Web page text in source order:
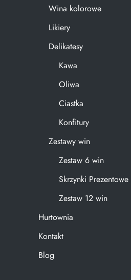
Wina kolorowe
Likiery
Delikatesy
Kawa
Oliwa
Ciastka
Konfitury
Zestawy win
Zestaw 6 win
Skrzynki Prezentowe
Zestaw 12 win
Hurtownia
Kontakt
Blog